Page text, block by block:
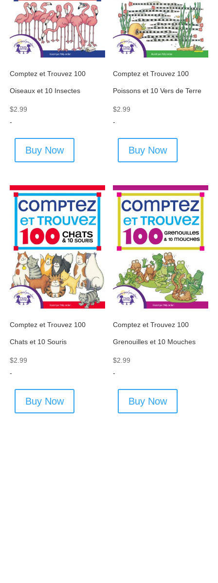
Comptez et Trouvez 100
Oiseaux et 10 Insectes
$2.99
-
Buy Now
Comptez et Trouvez 100
Poissons et 10 Vers de Terre
$2.99
-
Buy Now
Comptez et Trouvez 100
Chats et 10 Souris
$2.99
-
Buy Now
Comptez et Trouvez 100
Grenouilles et 10 Mouches
$2.99
-
Buy Now